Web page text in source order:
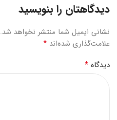
دیدگاهتان را بنویسید
نشانی ایمیل شما منتشر نخواهد شد.
علامت‌گذاری شده‌اند *
دیدگاه *